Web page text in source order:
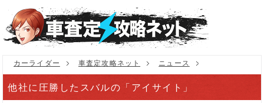
カーライダー 車査定攻略ネット ニュース
他社に圧勝したスバルの「アイサイト」